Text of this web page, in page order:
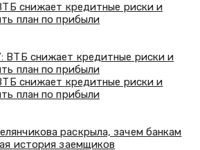
снижает кредитные риски и
план по прибыли
снижает кредитные риски и
план по прибыли